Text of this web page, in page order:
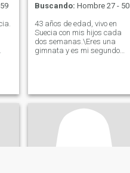
Buscando: Hombre 27 - 50
43 años de edad, vivo en
Suecia con mis hijos cada
dos semanas.\Eres una
gimnata y es mi segundo
una persona loca.